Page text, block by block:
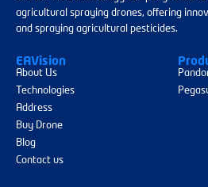
agricultural spraying drones, offering
and spraying agricultural pesticides.
EAVision
About Us
Technologies
Address
Buy Drone
Blog
Contact us